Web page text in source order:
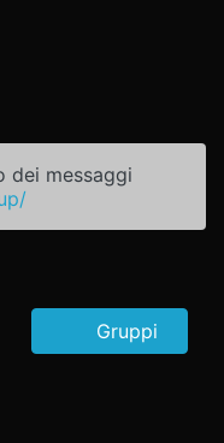
dei messaggi
Gruppi